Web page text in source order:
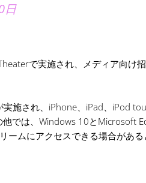
日
で実施され、メディア向
施され、iPhone、iPad、iPod
では、Windows 10とMicrosoft
ームにアクセスできる場合がある